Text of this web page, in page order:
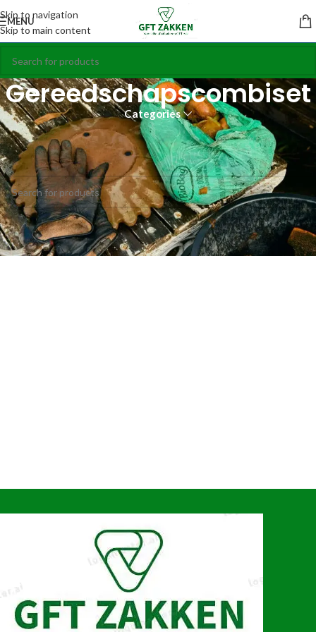
Skip to navigation
Skip to main content
MENU
Gereedschapscombiset
Categories
Home Accessories Gereedschapscombiset
Geen producten gevonden die aan je zoekcriteria voldoen.